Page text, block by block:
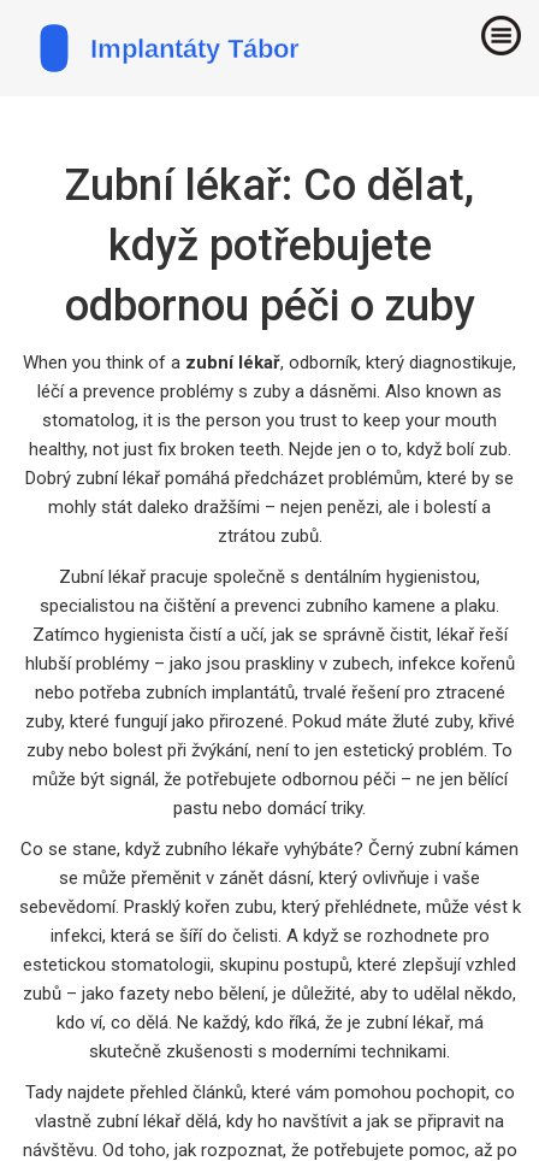
Zubní lékař: Co dělat,
když potřebujete
odbornou péči o zuby
When you think of a zubní lékař, odborník, který diagnostikuje,
léčí a prevence problémy s zuby a dásněmi. Also known as
stomatolog, it is the person you trust to keep your mouth
healthy, not just fix broken teeth. Nejde jen o to, když bolí zub.
Dobrý zubní lékař pomáhá předcházet problémům, které by se
mohly stát daleko dražšími – nejen penězi, ale i bolestí a
ztrátou zubů.
Zubní lékař pracuje společně s dentálním hygienistou,
specialistou na čištění a prevenci zubního kamene a plaku.
Zatímco hygienista čistí a učí, jak se správně čistit, lékař řeší
hlubší problémy – jako jsou praskliny v zubech, infekce kořenů
nebo potřeba zubních implantátů, trvalé řešení pro ztracené
zuby, které fungují jako přirozené. Pokud máte žluté zuby, křivé
zuby nebo bolest při žvýkání, není to jen estetický problém. To
může být signál, že potřebujete odbornou péči – ne jen bělící
pastu nebo domácí triky.
Co se stane, když zubního lékaře vyhýbáte? Černý zubní kámen
se může přeměnit v zánět dásní, který ovlivňuje i vaše
sebevědomí. Prasklý kořen zubu, který přehlédnete, může vést k
infekci, která se šíří do čelisti. A když se rozhodnete pro
estetickou stomatologii, skupinu postupů, které zlepšují vzhled
zubů – jako fazety nebo bělení, je důležité, aby to udělal někdo,
kdo ví, co dělá. Ne každý, kdo říká, že je zubní lékař, má
skutečně zkušenosti s moderními technikami.
Tady najdete přehled článků, které vám pomohou pochopit, co
vlastně zubní lékař dělá, kdy ho navštívit a jak se připravit na
návštěvu. Od toho, jak rozpoznat, že potřebujete pomoc, až po